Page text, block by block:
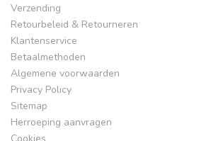
Verzending
Retourbeleid & Retourneren
Klantenservice
Betaalmethoden
Algemene voorwaarden
Privacy Policy
Sitemap
Herroeping aanvragen
Cookies